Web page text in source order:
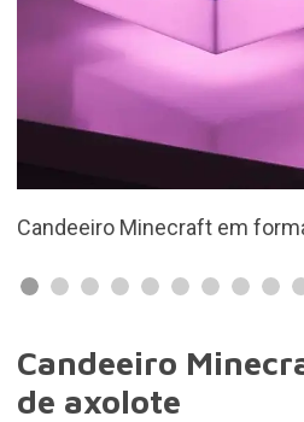
Tem 5 cores
Candeeiro
de axolote